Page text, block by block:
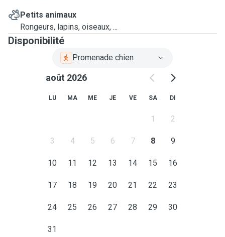
Petits animaux
Rongeurs, lapins, oiseaux, ...
Disponibilité
Promenade chien
août 2026
LU MA ME JE VE SA DI
1 2
3 4 5 6 7 8 9
10 11 12 13 14 15 16
17 18 19 20 21 22 23
24 25 26 27 28 29 30
31